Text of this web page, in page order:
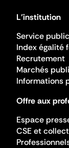
L'institution
Service
Index égalité
Recrutement
Marchés
Informations
Offre aux
Espace
CSE et